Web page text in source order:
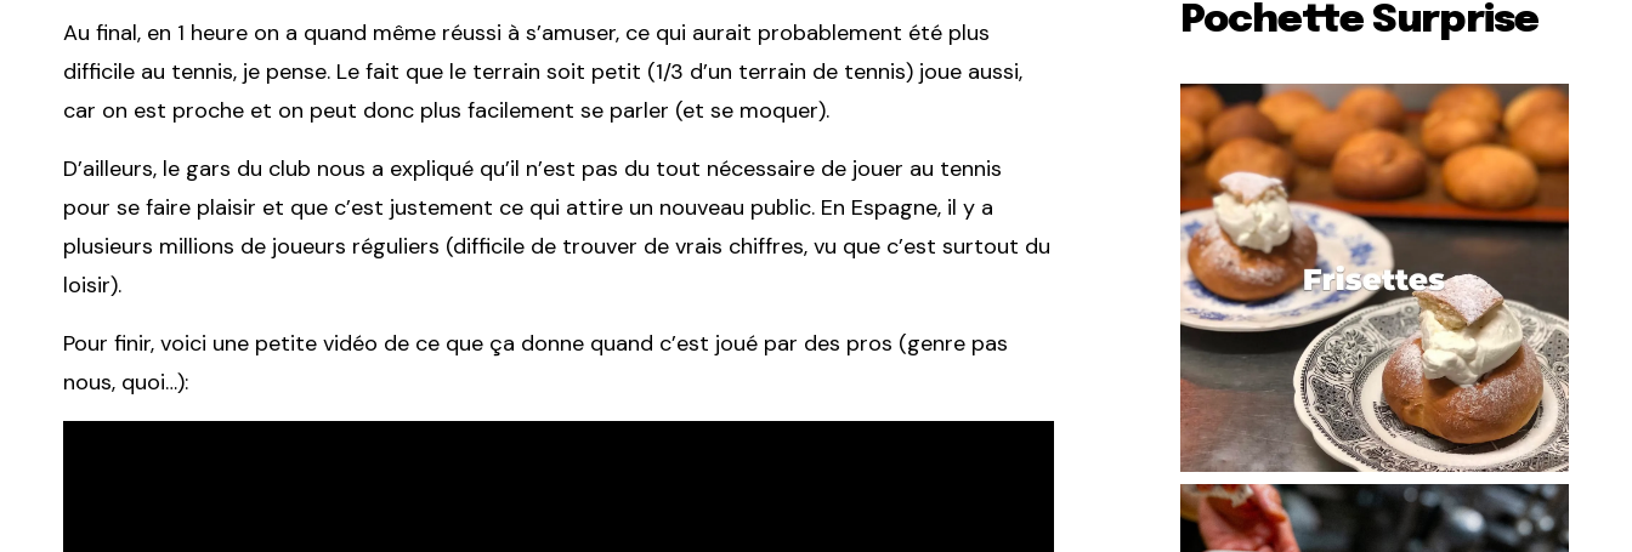
Au final, en 1 heure on a quand même réussi à s’amuser, ce qui aurait probablement été plus
difficile au tennis, je pense. Le fait que le terrain soit petit (1/3 d’un terrain de tennis) joue aussi,
car on est proche et on peut donc plus facilement se parler (et se moquer).
D’ailleurs, le gars du club nous a expliqué qu’il n’est pas du tout nécessaire de jouer au tennis
pour se faire plaisir et que c’est justement ce qui attire un nouveau public. En Espagne, il y a
plusieurs millions de joueurs réguliers (difficile de trouver de vrais chiffres, vu que c’est surtout du
loisir).
Pour finir, voici une petite vidéo de ce que ça donne quand c’est joué par des pros (genre pas
nous, quoi…):
Pochette Surprise